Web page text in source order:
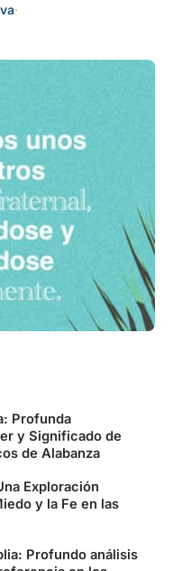
·
Profunda
y Significado de
de Alabanza
Exploración
y la Fe en las
Profundo análisis